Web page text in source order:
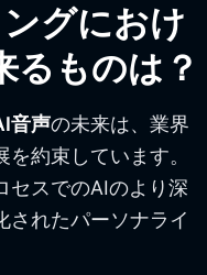
グにおけ
るものは？
音声の未来は、業界
約束しています。
セスでのAIのより深
されたパーソナライ